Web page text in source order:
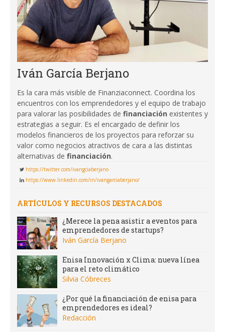
Iván García Berjano
Es la cara más visible de Finanziaconnect. Coordina los
encuentros con los emprendedores y el equipo de trabajo
para valorar las posibilidades de financiación existentes y
estrategias a seguir. Es el encargado de definir los
modelos financieros de los proyectos para reforzar su
valor como negocios atractivos de cara a las distintas
alternativas de financiación.
https://twitter.com/ivangciaberjano
https://www.linkedin.com/in/ivangarciaberjano/
ARTÍCULOS Y RECURSOS DESTACADOS
¿Merece la pena asistir a eventos para
emprendedores de startups?
Iván García Berjano
Enisa Innovación x Clima: nueva línea
para el reto climático
Silvia Cóbreces
¿Por qué la financiación de enisa para
emprendedores es ideal?
Redacción